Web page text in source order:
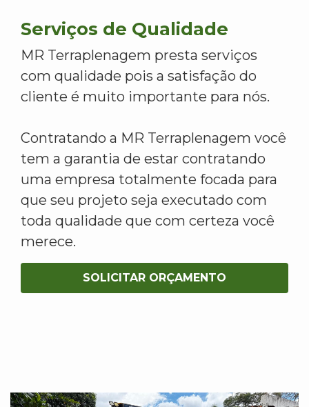
Serviços de Qualidade
MR Terraplenagem presta serviços
com qualidade pois a satisfação do
cliente é muito importante para nós.
Contratando a MR Terraplenagem você
tem a garantia de estar contratando
uma empresa totalmente focada para
que seu projeto seja executado com
toda qualidade que com certeza você
merece.
SOLICITAR ORÇAMENTO